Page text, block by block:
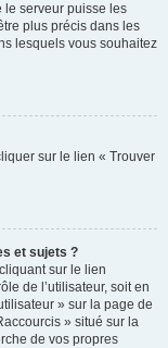
le serveur puisse les
plus précis dans les
lesquels vous souhaitez
sur le lien « Trouver
et sujets ?
sur le lien
de l’utilisateur, soit en
» sur la page de
» situé sur la
de vos propres